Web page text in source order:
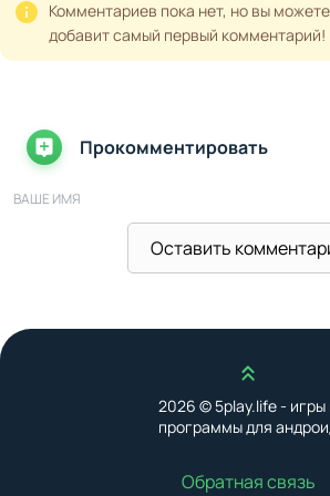
Комментариев пока нет, но вы
добавит самый первый комментарий!
Прокомментировать
ВАШЕ ИМЯ
Оставить
Наверх
2026 © 5play.life - игры
программы для
Обратная связь